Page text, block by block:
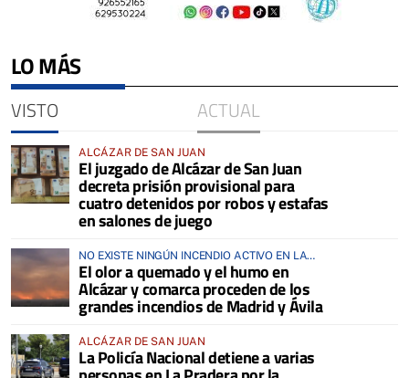
LO MÁS
VISTO ACTUAL
ALCÁZAR DE SAN JUAN
El juzgado de Alcázar de San Juan
decreta prisión provisional para
cuatro detenidos por robos y estafas
en salones de juego
NO EXISTE NINGÚN INCENDIO ACTIVO EN LA
COMARCA
El olor a quemado y el humo en
Alcázar y comarca proceden de los
grandes incendios de Madrid y Ávila
ALCÁZAR DE SAN JUAN
La Policía Nacional detiene a varias